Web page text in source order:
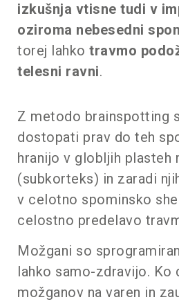
izkušnja vtisne tudi v
oziroma nebesedni
torej lahko travmo
telesni ravni.
Z metodo brainspotting
dostopati prav do teh
hranijo v globljih plasteh
(subkorteks) in zaradi
v celotno spominsko
celostno predelavo
Možgani so
lahko samo-zdravijo. Ko
možganov na varen in